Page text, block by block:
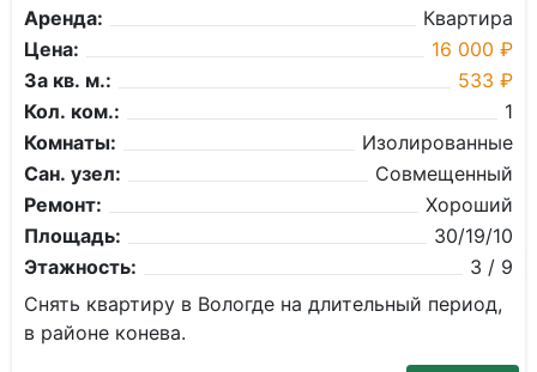
Аренда:
Квартира
Цена:
16 000 ₽
За кв. м.:
533 ₽
Кол. ком.:
1
Комнаты:
Изолированные
Сан. узел:
Совмещенный
Ремонт:
Хороший
Площадь:
30/19/10
Этажность:
3 / 9
Снять квартиру в Вологде на длительный период,
в районе конева.